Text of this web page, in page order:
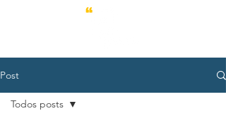
Post
Todos posts